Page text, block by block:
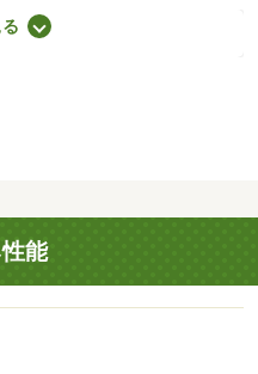
３００円／月・ＪＲ琵琶
件です。来客時にはＴＶ
周辺にはセブンイレブン
バイク置場：なし・駐輪
能